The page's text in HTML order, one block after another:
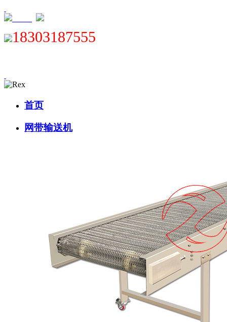
18303187555
首页
网带输送机